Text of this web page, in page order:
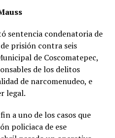
los automovilistas y
precaución, respetar los
la distancia de
durante la
el riesgo de accidentes se
de la región.
vio afectada por algunos
las labores de auxilio y el
parte de las autoridades.
restablecido de manera
sentencia condenatoria de
prisión contra seis
de Coscomatepec,
de los delitos
de narcomenudeo, e
legal.
a uno de los casos que
policiaca de ese